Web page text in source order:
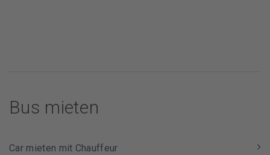
Bus mieten
Car mieten mit Chauffeur